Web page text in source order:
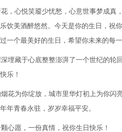
，心悦笑靥少忧愁，心意世事梦成真
饮美酒醉悠然。今天是你的生日，祝
一个最美好的生日，希望你未来的每
埋藏于心底整整澎湃了一个世纪的轮
乐！
花为你绽放，城市里华灯初上为你闪
年青春永驻，岁岁幸福平安。
心愿，一份真情，祝你生日快乐！